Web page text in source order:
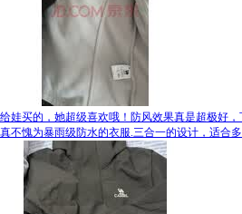
给娃买的，她超级喜欢哦！防风效果真是超极好
真不愧为暴雨级防水的衣服.三合一的设计，适合